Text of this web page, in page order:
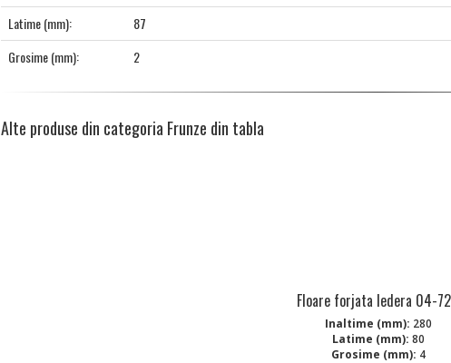
Latime (mm):
87
Grosime (mm):
2
Alte produse din categoria Frunze din tabla
Floare forjata Iedera 04-
Inaltime (mm): 280
Latime (mm): 80
Grosime (mm): 4